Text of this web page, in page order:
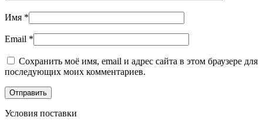
Имя *
Email *
Сохранить моё имя, email и адрес сайта в этом браузере для
последующих моих комментариев.
Условия поставки